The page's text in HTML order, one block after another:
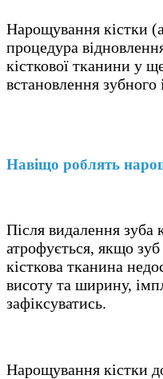
Нарощування кістки
процедура
кісткової тканини у
встановлення зубного
Навіщо роблять
Після видалення зуба
атрофується, якщо
кісткова тканина
висоту та ширину,
зафіксуватись.
Нарощування кістки